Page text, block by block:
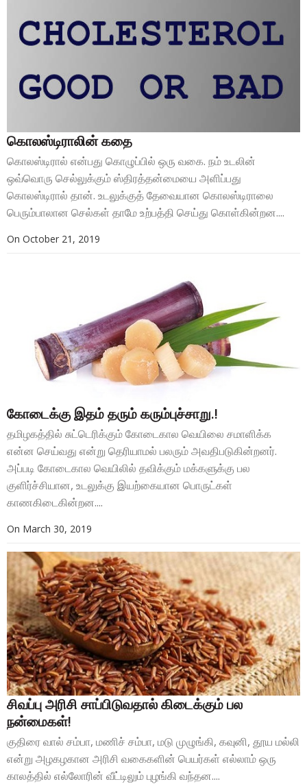
கொலஸ்டிராலின் கதை
கொலஸ்டிரால் என்பது கொழுப்பில் ஒரு வகை. நம் உடலின்
ஒவ்வொரு செல்லுக்கும் ஸ்திரத்தன்மையை அளிப்பது
கொலஸ்டிரால் தான். உடலுக்குத் தேவையான கொலஸ்டிராலை
பெரும்பாலான செல்கள் தாமே உற்பத்தி செய்து கொள்கின்றன....
On October 21, 2019
கோடைக்கு இதம் தரும் கரும்புச்சாறு.!
தமிழகத்தில் சுட்டெரிக்கும் கோடைகால வெயிலை சமாளிக்க
என்ன செய்வது என்று தெரியாமல் பலரும் அவதிபடுகின்றனர்.
அப்படி கோடைகால வெயிலில் தவிக்கும் மக்களுக்கு பல
குளிர்ச்சியான, உடலுக்கு இயற்கையான பொருட்கள்
காணகிடைகின்றன....
On March 30, 2019
சிவப்பு அரிசி சாப்பிடுவதால் கிடைக்கும் பல
நன்மைகள்!
குதிரை வால் சம்பா, மணிச் சம்பா, மடு முழுங்கி, கவுனி, தூய மல்லி
என்று அழகழகான அரிசி வகைகளின் பெயர்கள் எல்லாம் ஒரு
காலத்தில் எல்லோரின் வீட்டிலும் புழங்கி வந்தன....